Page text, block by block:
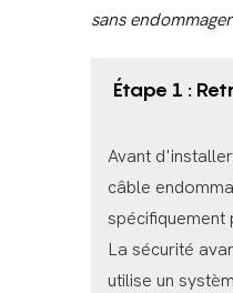
sans
Étape 1 :
Avant
câble
La sécurité
utilise un